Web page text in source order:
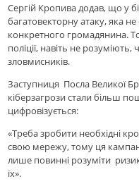
Сергій Кропива додав, що у
багатовекторну атаку, яка
конкретного громадянина.
поліції, навіть не
зловмисників.
Заступниця Посла Великої
кіберзагрози стали більш
цифровізується:
«Треба зробити необхідні
свою мережу, тому ця
лише повинні розуміти
їх».